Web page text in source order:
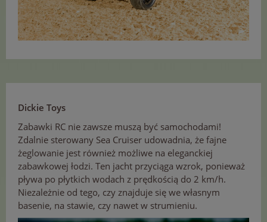
Dickie Toys
Zabawki RC nie zawsze muszą być samochodami!
Zdalnie sterowany Sea Cruiser udowadnia, że fajne
żeglowanie jest również możliwe na eleganckiej
zabawkowej łodzi. Ten jacht przyciąga wzrok, ponieważ
pływa po płytkich wodach z prędkością do 2 km/h.
Niezależnie od tego, czy znajduje się we własnym
basenie, na stawie, czy nawet w strumieniu.